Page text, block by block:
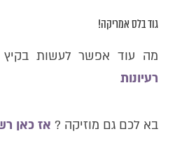
גוד בלס אמריקה!
מה עוד אפשר לעשות בקיץ
רעיונות
בא לכם גם מוזיקה ? אז כאן